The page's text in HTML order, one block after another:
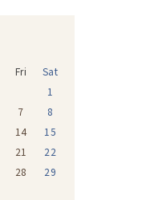
Fri
Sat
1
7
8
14
15
21
22
28
29